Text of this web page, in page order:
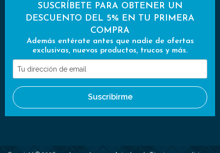
SUSCRÍBETE PARA OBTENER UN
DESCUENTO DEL 5% EN TU PRIMERA
COMPRA
Además entérate antes que nadie de ofertas
exclusivas, nuevos productos, trucos y más.
Tu
dirección
de
email
Suscribirme